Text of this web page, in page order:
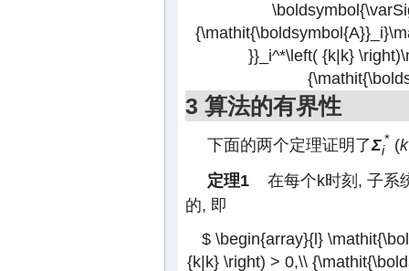
}}_i^*\left( {k|k}
3 算法的有界性
下面的两个定理证明了Σi
* (k
定理1 在每个k时刻, 子系
的, 即
$ \begin{array}{l}
{k|k} \right) > 0,\\